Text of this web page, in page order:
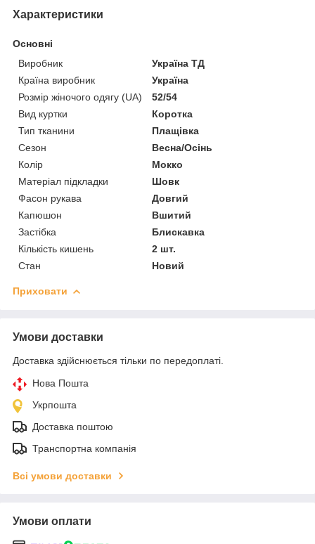
Характеристики
Основні
Виробник
Україна ТД
Країна виробник
Україна
Розмір жіночого одягу (UA)
52/54
Вид куртки
Коротка
Тип тканини
Плащівка
Сезон
Весна/Осінь
Колір
Мокко
Матеріал підкладки
Шовк
Фасон рукава
Довгий
Капюшон
Вшитий
Застібка
Блискавка
Кількість кишень
2 шт.
Стан
Новий
Приховати
Умови доставки
Доставка здійснюється тільки по передоплаті.
Нова Пошта
Укрпошта
Доставка поштою
Транспортна компанія
Всі умови доставки
Умови оплати